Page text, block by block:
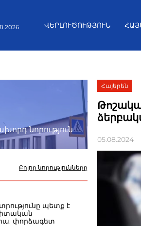
ՎԵՐԼՈՒԾՈՒԹՅՈՒՆ
նորություն
Բոլոր նորությունները
պետք է
փորձագետ
Հայերեն
05.08.2024